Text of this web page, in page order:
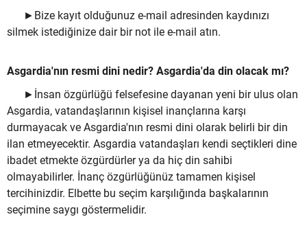
►Bize kayıt olduğunuz e-mail adresinden kaydınızı
silmek istediğinize dair bir not ile e-mail atın.
Asgardia'nın resmi dini nedir? Asgardia'da din olacak mı?
►İnsan özgürlüğü felsefesine dayanan yeni bir ulus olan
Asgardia, vatandaşlarının kişisel inançlarına karşı
durmayacak ve Asgardia'nın resmi dini olarak belirli bir din
ilan etmeyecektir. Asgardia vatandaşları kendi seçtikleri dine
ibadet etmekte özgürdürler ya da hiç din sahibi
olmayabilirler. İnanç özgürlüğünüz tamamen kişisel
tercihinizdir. Elbette bu seçim karşılığında başkalarının
seçimine saygı göstermelidir.